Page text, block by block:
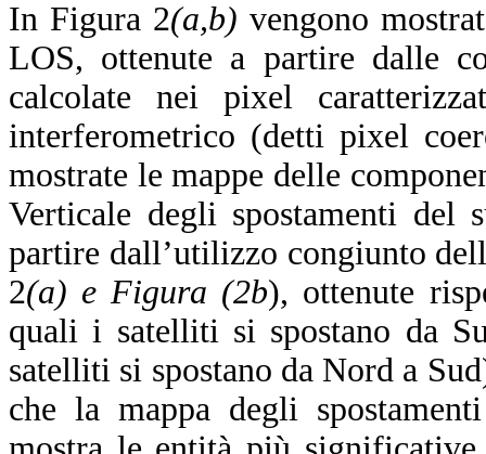
In Figura 2(a,b) vengono
LOS, ottenute a partire dalle
calcolate nei pixel
interferometrico (detti pixel
mostrate le mappe delle
Verticale degli spostamenti del
partire dall’utilizzo congiunto
2(a) e Figura (2b), ottenute
quali i satelliti si spostano da
satelliti si spostano da Nord a
che la mappa degli